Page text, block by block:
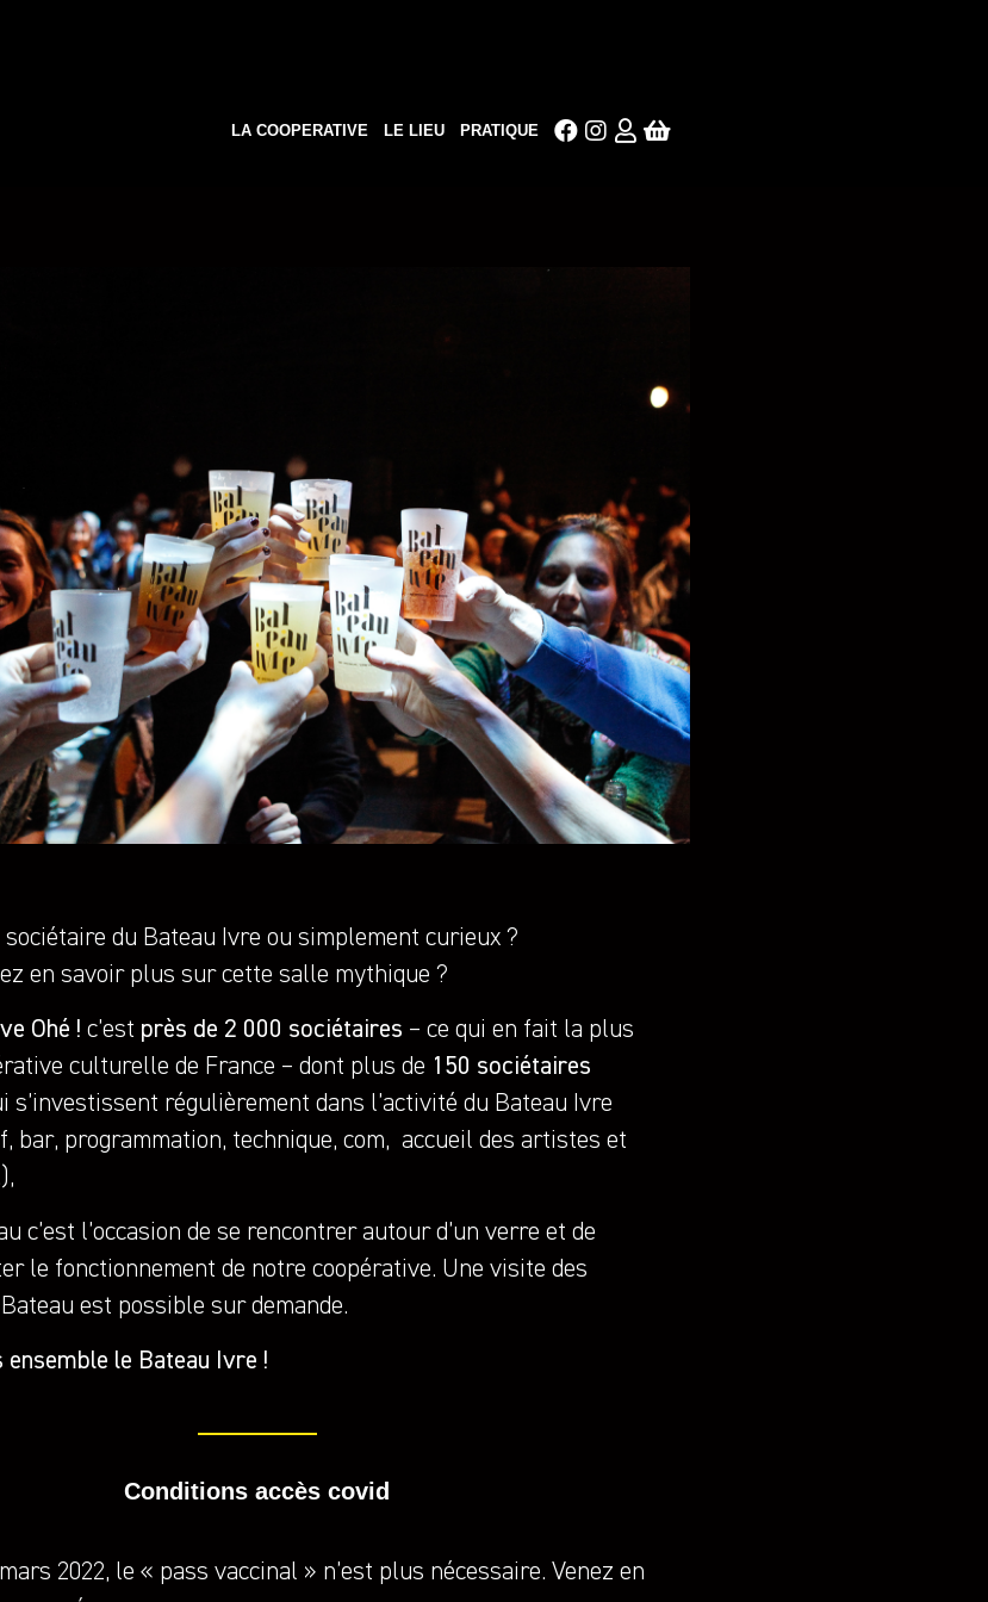
LA COOPERATIVE LE LIEU PRATIQUE
sociétaire du Bateau Ivre ou simplement curieux ?
en savoir plus sur cette salle mythique ?
Ohé !c’est près de 2 000 sociétaires – ce qui en fait la plus
culturelle de France – dont plus de 150 sociétaires
s’investissent régulièrement dans l’activité du Bateau Ivre
bar, programmation, technique, com, accueil des artistes et
c’est l’occasion de se rencontrer autour d’un verre et de
le fonctionnement de notre coopérative. Une visite des
est possible sur demande.
ensemble le Bateau Ivre !
Conditions accès covid
2022, le « pass vaccinal » n’est plus nécessaire. Venez en